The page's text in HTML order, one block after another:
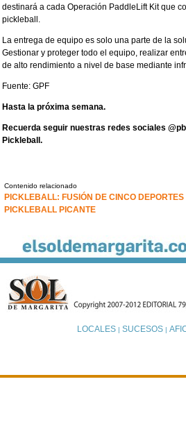
destinará a cada Operación PaddleLift Kit que
pickleball.
La entrega de equipo es solo una parte de la
Gestionar y proteger todo el equipo, realizar
de alto rendimiento a nivel de base mediante
Fuente: GPF
Hasta la próxima semana.
Recuerda seguir nuestras redes sociales
Pickleball.
Contenido relacionado
PICKLEBALL: FUSIÓN DE CINCO
PICKLEBALL PICANTE
LOCALES| SUCESOS|